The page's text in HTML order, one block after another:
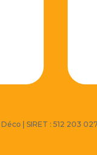
| SIRET : 512 203